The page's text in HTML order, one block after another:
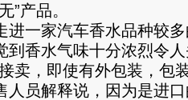
”产品。
一家汽车香水品种较多
到香水气味十分浓烈令
卖，即使有外包装，包
人员解释说，因为是进